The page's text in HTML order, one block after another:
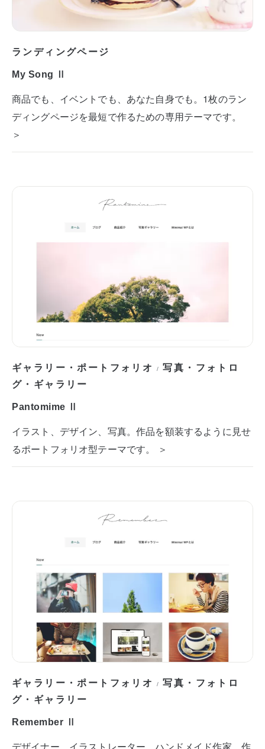
ランディングページ
My Song Ⅱ
商品でも、イベントでも、あなた自身でも。1枚のラン
ディングページを最短で作るための専用テーマです。
＞
ギャラリー・ポートフォリオ /写真・フォトロ
グ・ギャラリー
Pantomime Ⅱ
イラスト、デザイン、写真。作品を額装するように見せ
るポートフォリオ型テーマです。 ＞
ギャラリー・ポートフォリオ /写真・フォトロ
グ・ギャラリー
Remember Ⅱ